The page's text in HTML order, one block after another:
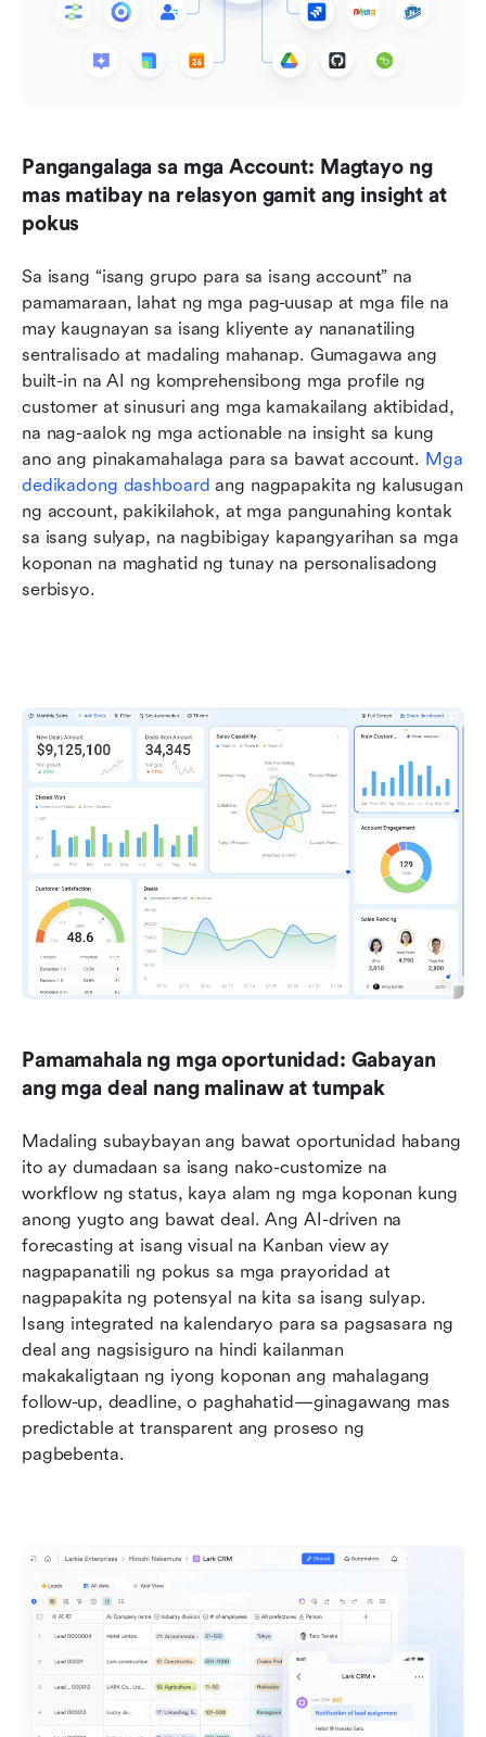
Pangangalaga sa mga Account: Magtayo ng
mas matibay na relasyon gamit ang insight at
pokus
Sa isang “isang grupo para sa isang account” na
pamamaraan, lahat ng mga pag-uusap at mga file na
may kaugnayan sa isang kliyente ay nananatiling
sentralisado at madaling mahanap. Gumagawa ang
built-in na AI ng komprehensibong mga profile ng
customer at sinusuri ang mga kamakailang aktibidad,
na nag-aalok ng mga actionable na insight sa kung
ano ang pinakamahalaga para sa bawat account. Mga
dedikadong dashboard ang nagpapakita ng kalusugan
ng account, pakikilahok, at mga pangunahing kontak
sa isang sulyap, na nagbibigay kapangyarihan sa mga
koponan na maghatid ng tunay na personalisadong
serbisyo.
Pamamahala ng mga oportunidad: Gabayan
ang mga deal nang malinaw at tumpak
Madaling subaybayan ang bawat oportunidad habang
ito ay dumadaan sa isang nako-customize na
workflow ng status, kaya alam ng mga koponan kung
anong yugto ang bawat deal. Ang AI-driven na
forecasting at isang visual na Kanban view ay
nagpapanatili ng pokus sa mga prayoridad at
nagpapakita ng potensyal na kita sa isang sulyap.
Isang integrated na kalendaryo para sa pagsasara ng
deal ang nagsisiguro na hindi kailanman
makakaligtaan ng iyong koponan ang mahalagang
follow-up, deadline, o paghahatid—ginagawang mas
predictable at transparent ang proseso ng
pagbebenta.